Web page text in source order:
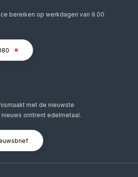
bereiken op werkdagen van 9.00
met de nieuwste
omtrent edelmetaal.